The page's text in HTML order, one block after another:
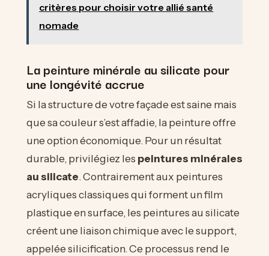
critères pour choisir votre allié santé
nomade
La peinture minérale au silicate pour
une longévité accrue
Si la structure de votre façade est saine mais
que sa couleur s’est affadie, la peinture offre
une option économique. Pour un résultat
durable, privilégiez les peintures minérales
au silicate. Contrairement aux peintures
acryliques classiques qui forment un film
plastique en surface, les peintures au silicate
créent une liaison chimique avec le support,
appelée silicification. Ce processus rend le